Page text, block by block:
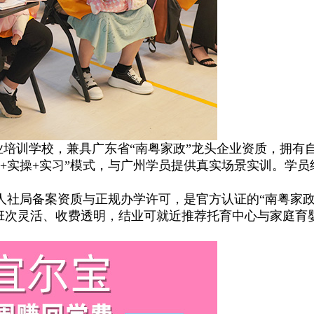
学校，兼具广东省“南粤家政”龙头企业资质，拥有
操+实习”模式，与广州学员提供真实场景实训。学
备案资质与正规办学许可，是官方认证的“南粤家
灵活、收费透明，结业可就近推荐托育中心与家庭育